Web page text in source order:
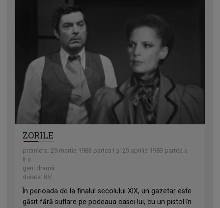
ZORILE
premiera: 29 martie 1983 partea I și 29 aprilie 1983 partea a
II-a
gen: dramă
durata: 85'
În perioada de la finalul secolului XIX, un gazetar este
găsit fără suflare pe podeaua casei lui, cu un pistol în